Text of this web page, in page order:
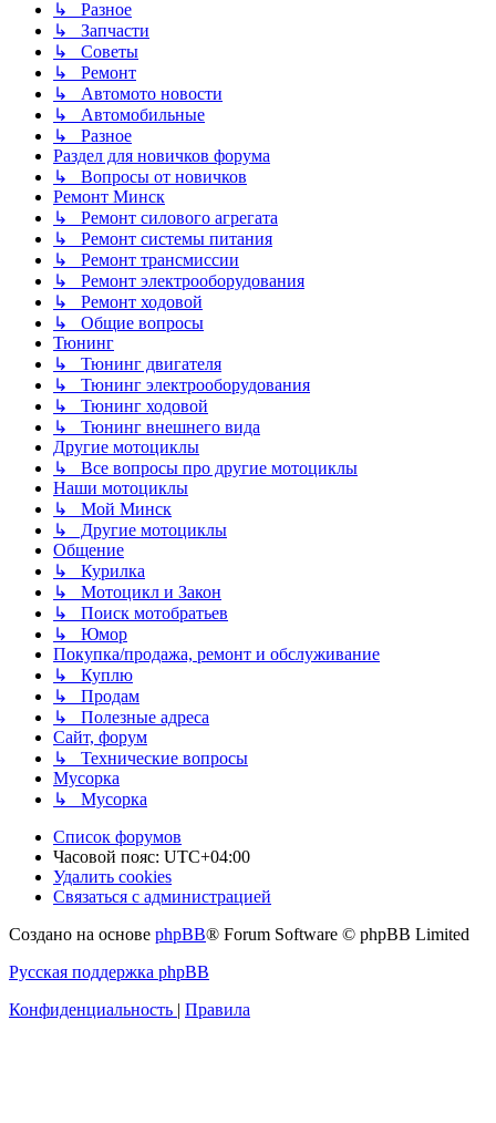
↳ Разное
↳ Запчасти
↳ Советы
↳ Ремонт
↳ Автомото новости
↳ Автомобильные
↳ Разное
Раздел для новичков форума
↳ Вопросы от новичков
Ремонт Минск
↳ Ремонт силового агрегата
↳ Ремонт системы питания
↳ Ремонт трансмиссии
↳ Ремонт электрооборудования
↳ Ремонт ходовой
↳ Общие вопросы
Тюнинг
↳ Тюнинг двигателя
↳ Тюнинг электрооборудования
↳ Тюнинг ходовой
↳ Тюнинг внешнего вида
Другие мотоциклы
↳ Все вопросы про другие мотоциклы
Наши мотоциклы
↳ Мой Минск
↳ Другие мотоциклы
Общение
↳ Курилка
↳ Мотоцикл и Закон
↳ Поиск мотобратьев
↳ Юмор
Покупка/продажа, ремонт и обслуживание
↳ Куплю
↳ Продам
↳ Полезные адреса
Сайт, форум
↳ Технические вопросы
Мусорка
↳ Мусорка
Список форумов
Часовой пояс: UTC+04:00
Удалить cookies
Связаться с администрацией
Создано на основе phpBB® Forum Software © phpBB Limited
Русская поддержка phpBB
Конфиденциальность | Правила